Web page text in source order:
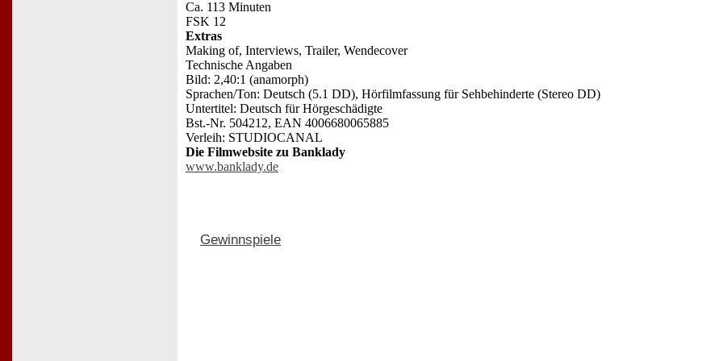
Ca. 113 Minuten
FSK 12
Extras
Making of, Interviews, Trailer, Wendecover
Technische Angaben
Bild: 2,40:1 (anamorph)
Sprachen/Ton: Deutsch (5.1 DD), Hörfilmfassung für Sehbehinderte (Stereo DD)
Untertitel: Deutsch für Hörgeschädigte
Bst.-Nr. 504212, EAN 4006680065885
Verleih: STUDIOCANAL
Die Filmwebsite zu Banklady
www.banklady.de
Gewinnspiele